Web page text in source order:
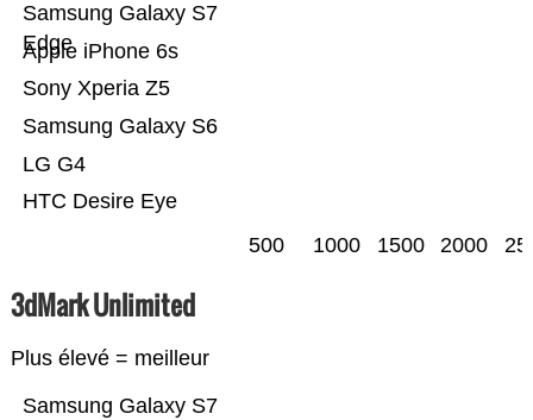
HTC Desire Eye
LG G4
Samsung Galaxy S6
Sony Xperia Z5
Apple iPhone 6s
Samsung Galaxy S7
Edge
500 1000 1500 2000
3dMark Unlimited
Plus élevé = meilleur
Samsung Galaxy S7